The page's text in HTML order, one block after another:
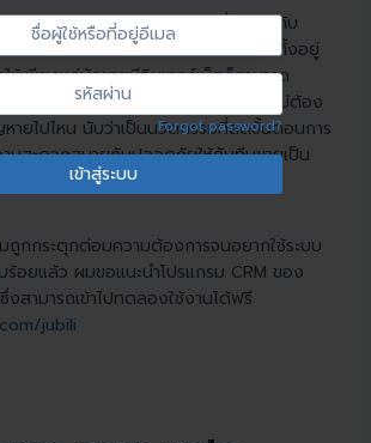
Forgot password?
สามารถลดเวลาการป้อนข้อมูลเมื่อเทียบกับ
แถมยังเป็นระบบอัตโนมัติซึ่งส่วนใหญ่ตั้งอยู่
ห้เพียงแค่นักขายมีอินเทอร์เน็ตก็สามารถ
หนก็ได้ ต่อให้คอมฯ ของพวกเขาพังก็ไม่ต้อง
ายไปไหน นับว่าเป็นนวัตกรรมที่ลดขั้นตอนการ
ามสะดวกสบายกับปลอดภัยให้กับทีมขายเป็น
กกระตุกต่อมความต้องการจนอยากใช้ระบบ
ร้อยแล้ว ผมขอแนะนำโปรแกรม CRM ของ
งสามารถเข้าไปทดลองใช้งานได้ฟรี
jubili